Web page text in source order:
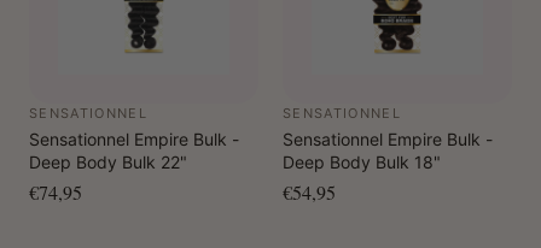
SENSATIONNEL
Sensationnel Empire Bulk -
Deep Body Bulk 22"
€74,95
SENSATIONNEL
Sensationnel Empire Bulk -
Deep Body Bulk 18"
€54,95